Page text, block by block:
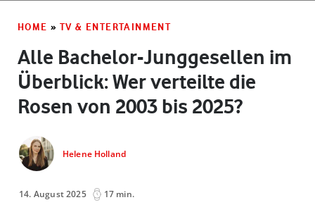
HOME » TV & ENTERTAINMENT
Alle Bachelor-Junggesellen im
Überblick: Wer verteilte die
Rosen von 2003 bis 2025?
Helene Holland
14. August 2025 17 min.